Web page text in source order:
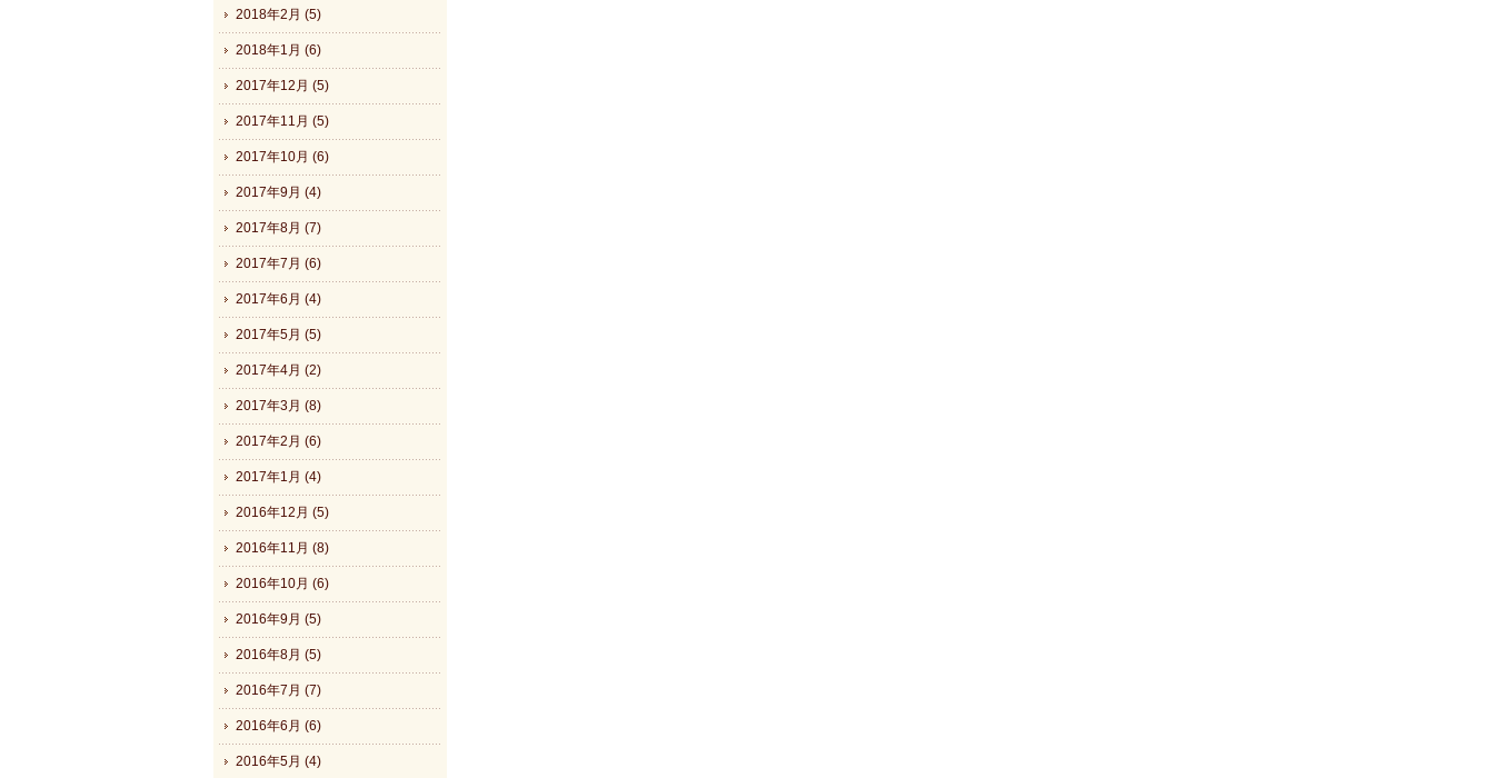
2018年2月 (5)
2018年1月 (6)
2017年12月 (5)
2017年11月 (5)
2017年10月 (6)
2017年9月 (4)
2017年8月 (7)
2017年7月 (6)
2017年6月 (4)
2017年5月 (5)
2017年4月 (2)
2017年3月 (8)
2017年2月 (6)
2017年1月 (4)
2016年12月 (5)
2016年11月 (8)
2016年10月 (6)
2016年9月 (5)
2016年8月 (5)
2016年7月 (7)
2016年6月 (6)
2016年5月 (4)